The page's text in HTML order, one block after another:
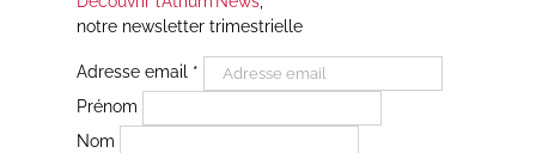
notre newsletter trimestrielle
Adresse email *
Prénom
Nom